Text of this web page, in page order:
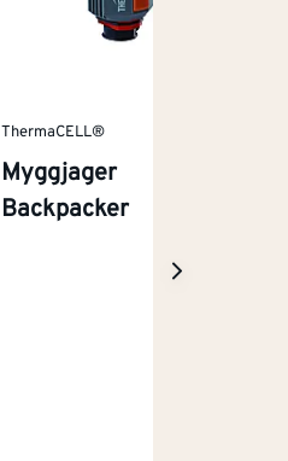
ThermaCELL®
Myggjager
Backpacker